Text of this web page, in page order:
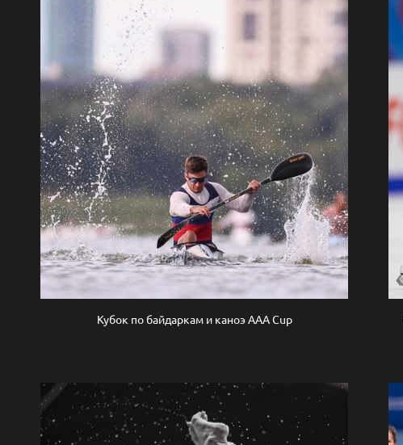
Кубок по байдаркам и каноэ AAA Cup